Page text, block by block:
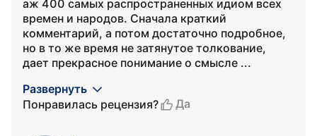
аж 400 самых распространенных идиом всех
времен и народов. Сначала краткий
комментарий, а потом достаточно подробное,
но в то же время не затянутое толкование,
дает прекрасное понимание о смысле ...
Развернуть
Понравилась рецензия?
Да